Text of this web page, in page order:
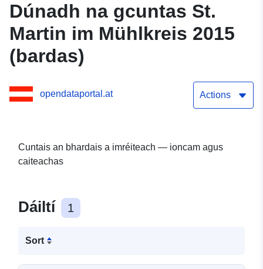
Dúnadh na gcuntas St.
Martin im Mühlkreis 2015
(bardas)
opendataportal.at Actions
Cuntais an bhardais a imréiteach — ioncam agus
caiteachas
Dáiltí 1
Sort